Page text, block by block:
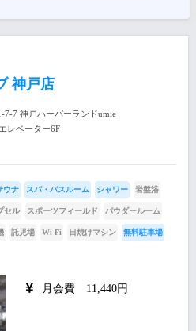
神戸店
7-7 神戸ハーバーランドumie
レベーター6F
ウナ スパ・バスルーム シャワー 岩盤浴
セル スポーツフィールド パウダールーム
託児場 Wi-Fi 日焼けマシン 無料駐車場
月会費 11,440円